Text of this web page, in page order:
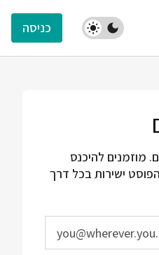
כניסה
מוזמנים להיכנס
ישירות בכל דרך